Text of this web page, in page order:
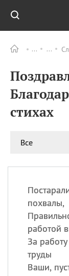
стихах
Все
похвалы,
работой
За
труды
Ваши,